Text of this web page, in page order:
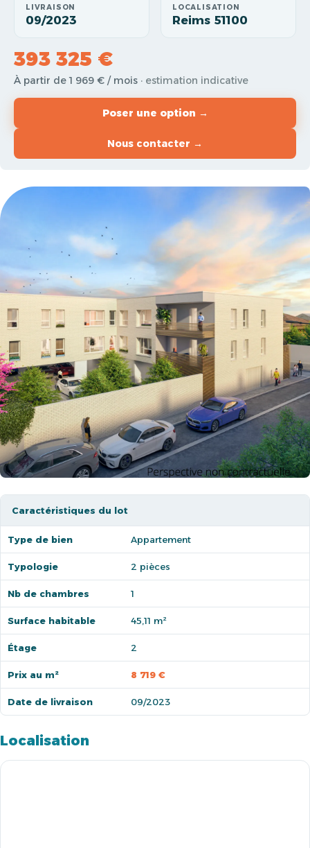
LIVRAISON
09/2023
LOCALISATION
Reims 51100
393 325 €
À partir de 1 969 € / mois · estimation indicative
Poser une option →
Nous contacter →
Caractéristiques du lot
Type de bien Appartement
Typologie 2 pièces
Nb de chambres 1
Surface habitable 45,11 m²
Étage 2
Prix au m² 8 719 €
Date de livraison 09/2023
Localisation